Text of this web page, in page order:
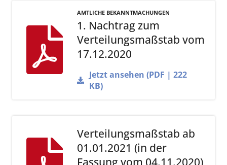
AMTLICHE BEKANNTMACHUNGEN
1. Nachtrag zum
Verteilungsmaßstab vom
17.12.2020
Jetzt ansehen (PDF | 222
KB)
Verteilungsmaßstab ab
01.01.2021 (in der
Fassung vom 04.11.2020)